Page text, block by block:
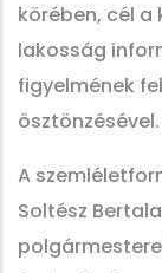
körében, cél
lakosság
figyelmének
ösztönzésével.
A
Soltész